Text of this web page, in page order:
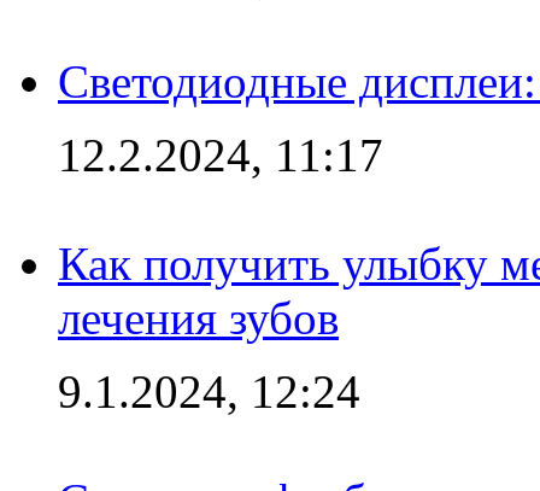
Светодиодные
12.2.2024, 11:17
Как получить улыбку
лечения зубов
9.1.2024, 12:24